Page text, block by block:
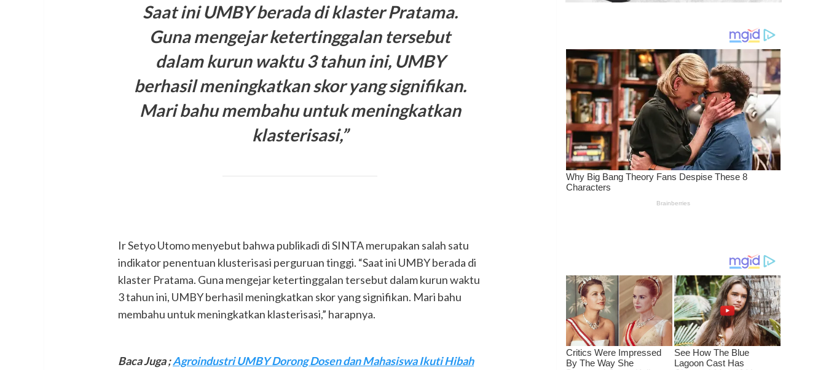
Saat ini UMBY berada di klaster Pratama.
Guna mengejar ketertinggalan tersebut
dalam kurun waktu 3 tahun ini, UMBY
berhasil meningkatkan skor yang signifikan.
Mari bahu membahu untuk meningkatkan
klasterisasi,”
Ir Setyo Utomo menyebut bahwa publikadi di SINTA merupakan salah satu
indikator penentuan klusterisasi perguruan tinggi. “Saat ini UMBY berada di
klaster Pratama. Guna mengejar ketertinggalan tersebut dalam kurun waktu
3 tahun ini, UMBY berhasil meningkatkan skor yang signifikan. Mari bahu
membahu untuk meningkatkan klasterisasi,” harapnya.
Baca Juga ;Agroindustri UMBY Dorong Dosen dan Mahasiswa Ikuti Hibah